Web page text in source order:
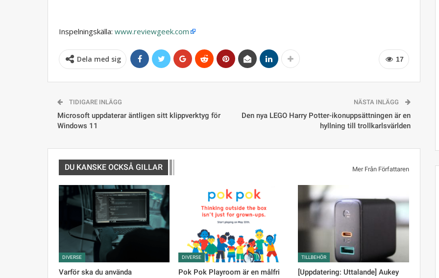
Inspelningskälla: www.reviewgeek.com
17
Dela med sig
TIDIGARE INLÄGG
Microsoft uppdaterar äntligen sitt klippverktyg för
Windows 11
NÄSTA INLÄGG
Den nya LEGO Harry Potter-ikonuppsättningen är en
hyllning till trollkarlsvärlden
DU KANSKE OCKSÅ GILLAR Mer Från Författaren
DIVERSE
Varför ska du använda
DIVERSE
Pok Pok Playroom är en målfri
TILLBEHÖR
[Uppdatering: Uttalande] Aukey